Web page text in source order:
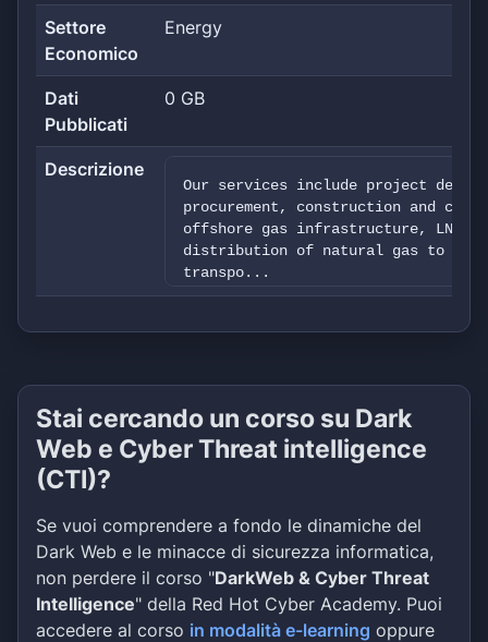
Settore
Economico
Energy
Dati
Pubblicati
0 GB
Descrizione
Our services include project
procurement, construction and
offshore gas infrastructure, LNG
distribution of natural gas to the
transpo...
Stai cercando un corso su Dark
Web e Cyber Threat intelligence
(CTI)?
Se vuoi comprendere a fondo le dinamiche del
Dark Web e le minacce di sicurezza informatica,
non perdere il corso "DarkWeb & Cyber Threat
Intelligence" della Red Hot Cyber Academy. Puoi
accedere al corso in modalità e-learning oppure